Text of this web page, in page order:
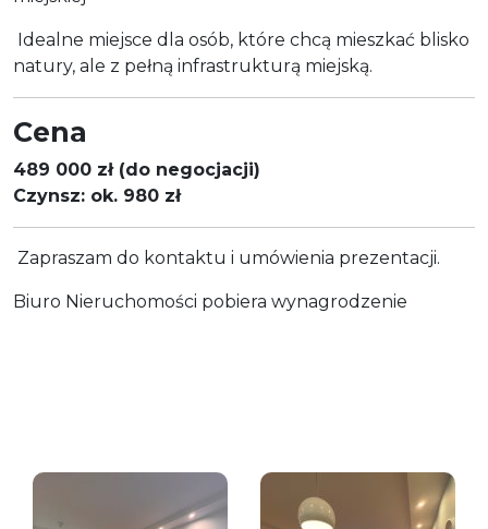
Idealne miejsce dla osób, które chcą mieszkać blisko
natury, ale z pełną infrastrukturą miejską.
Cena
489 000 zł (do negocjacji)
Czynsz: ok. 980 zł
Zapraszam do kontaktu i umówienia prezentacji.
Biuro Nieruchomości pobiera wynagrodzenie